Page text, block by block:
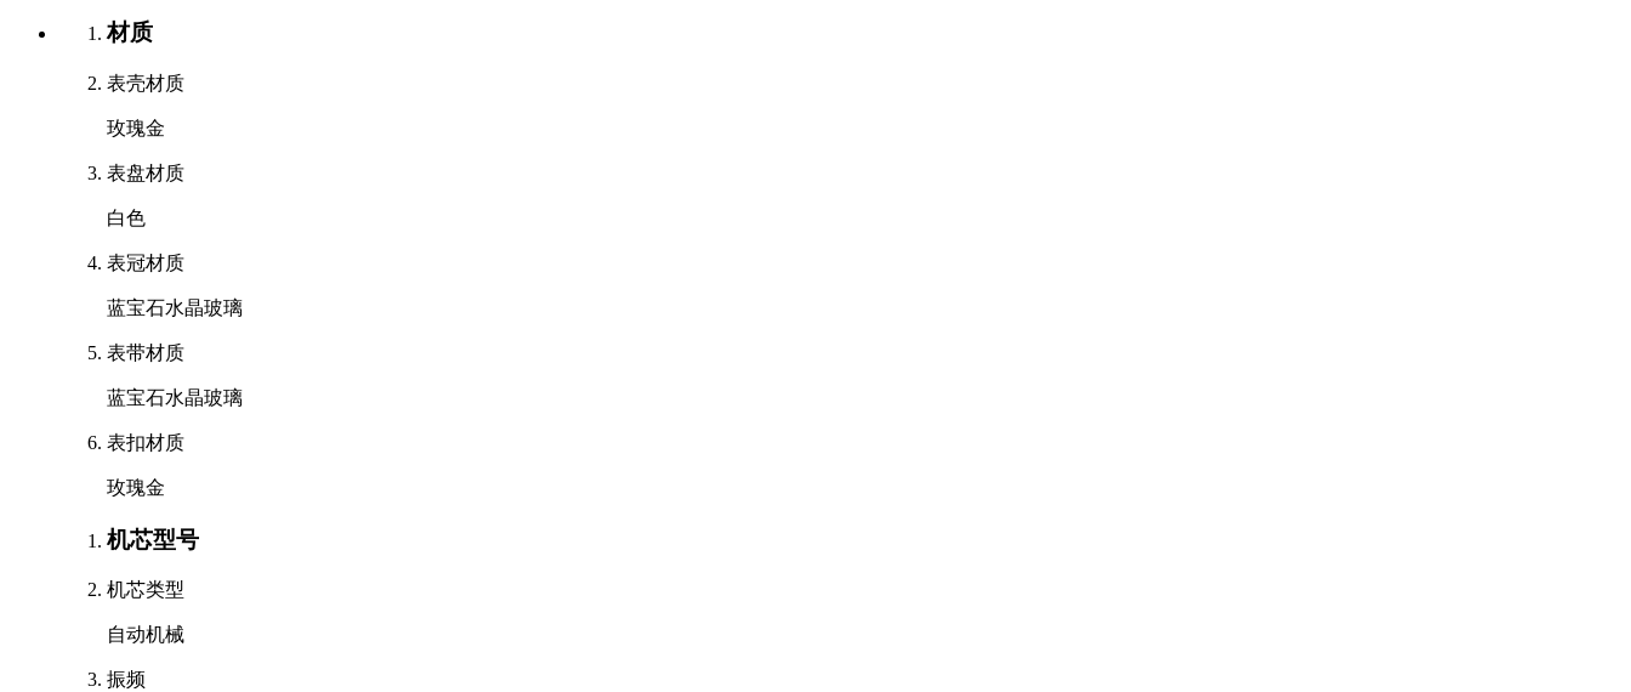
材质
表壳材质
玫瑰金
表盘材质
白色
表冠材质
蓝宝石水晶玻璃
表带材质
蓝宝石水晶玻璃
表扣材质
玫瑰金
机芯型号
机芯类型
自动机械
振频